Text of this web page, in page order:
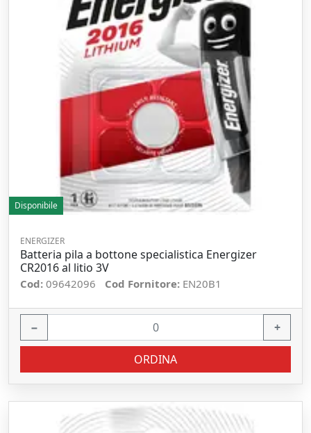
Disponibile
ENERGIZER
Batteria pila a bottone specialistica Energizer
CR2016 al litio 3V
Cod: 09642096 Cod Fornitore: EN20B1
− +
ORDINA